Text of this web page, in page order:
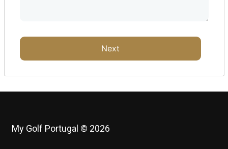
Next
My Golf Portugal © 2026